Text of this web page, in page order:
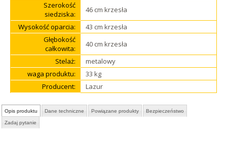
Szerokość
siedziska:
46 cm krzesła
Wysokość oparcia:
43 cm krzesła
Głębokość
całkowita:
40 cm krzesła
Stelaż:
metalowy
waga produktu:
33 kg
Producent:
Lazur
Opis produktu Dane techniczne Powiązane produkty Bezpieczeństwo
Zadaj pytanie